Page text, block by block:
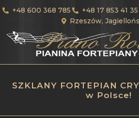
+48 600 368 785 +48 17 853 41 35
Rzeszów,
SZKLANY FORTEPIAN
w Polsce!